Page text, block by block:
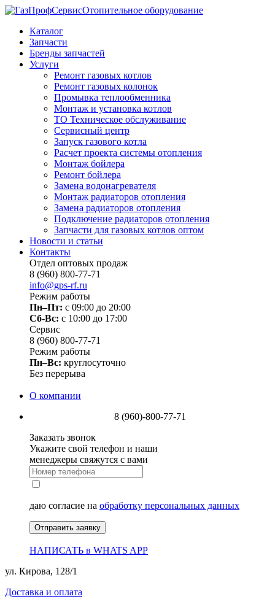
Отопительное оборудование
Каталог
Запчасти
Бренды запчастей
Услуги
Ремонт газовых котлов
Ремонт газовых колонок
Промывка теплообменника
Монтаж и установка котлов
ТО Техническое обслуживание
Сервисный центр
Запуск газового котла
Расчет проекта системы отопления
Монтаж бойлера
Ремонт бойлера
Замена водонагревателя
Монтаж радиаторов отопления
Замена радиаторов отопления
Подключение радиаторов отопления
Запчасти для газовых котлов оптом
Новости и статьи
Контакты
Отдел оптовых продаж
8 (960) 800-77-71
info@gps-rf.ru
Режим работы
Пн–Пт: с 09:00 до 20:00
Сб-Вс: c 10:00 до 17:00
Сервис
8 (960) 800-77-71
Режим работы
Пн–Вс: круглосуточно
Без перерыва
О компании
8 (960)-800-77-71
Заказать звонок
Укажите свой телефон и наши
менеджеры свяжутся с вами
даю согласие на обработку персональных данных
Отправить заявку
НАПИСАТЬ в WHATS APP
ул. Кирова, 128/1
Доставка и оплата